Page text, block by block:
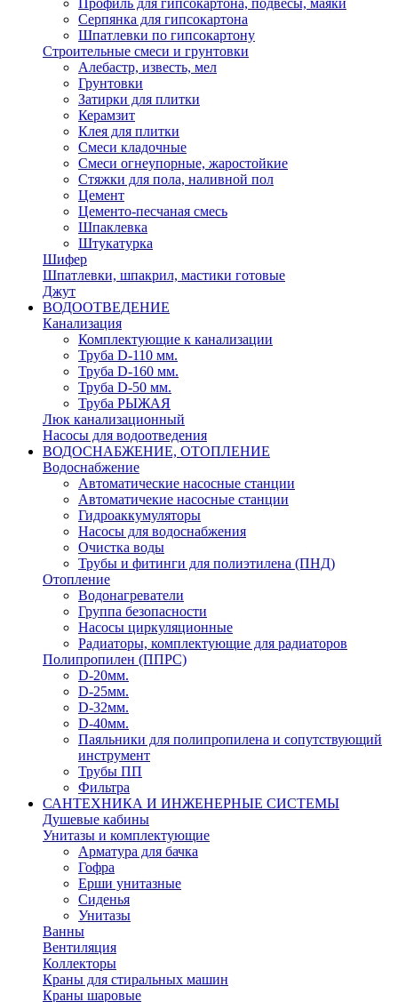
Профиль для гипсокартона, подвесы, маяки
Серпянка для гипсокартона
Шпатлевки по гипсокартону
Строительные смеси и грунтовки
Алебастр, известь, мел
Грунтовки
Затирки для плитки
Керамзит
Клея для плитки
Смеси кладочные
Смеси огнеупорные, жаростойкие
Стяжки для пола, наливной пол
Цемент
Цементо-песчаная смесь
Шпаклевка
Штукатурка
Шифер
Шпатлевки, шпакрил, мастики готовые
Джут
ВОДООТВЕДЕНИЕ
Канализация
Комплектующие к канализации
Труба D-110 мм.
Труба D-160 мм.
Труба D-50 мм.
Труба РЫЖАЯ
Люк канализационный
Насосы для водоотведения
ВОДОСНАБЖЕНИЕ, ОТОПЛЕНИЕ
Водоснабжение
Автоматичеcкие насосные станции
Автоматичекие насосные станции
Гидроаккумуляторы
Насосы для водоснабжения
Очистка воды
Трубы и фитинги для полиэтилена (ПНД)
Отопление
Водонагреватели
Группа безопасности
Насосы циркуляционные
Радиаторы, комплектующие для радиаторов
Полипропилен (ППРС)
D-20мм.
D-25мм.
D-32мм.
D-40мм.
Паяльники для полипропилена и сопутствующий
инструмент
Трубы ПП
Фильтра
САНТЕХНИКА И ИНЖЕНЕРНЫЕ СИСТЕМЫ
Душевые кабины
Унитазы и комплектующие
Арматура для бачка
Гофра
Ерши унитазные
Сиденья
Унитазы
Ванны
Вентиляция
Коллекторы
Краны для стиральных машин
Краны шаровые